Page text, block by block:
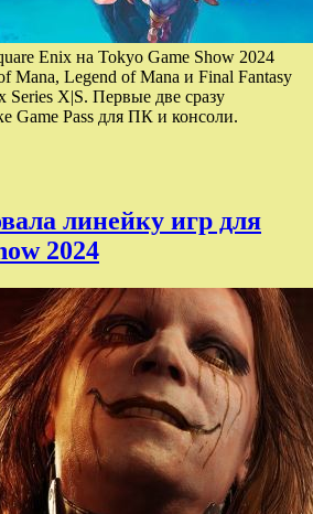
Enix на Tokyo Game Show 2024
Mana, Legend of Mana и Final Fantasy
Series X|S. Первые две сразу
Game Pass для ПК и консоли.
линейку игр для
2024